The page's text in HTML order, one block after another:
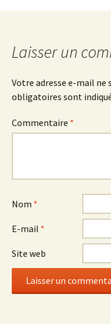
articles
Laisser un
Votre adresse e-mail ne
obligatoires sont
Commentaire *
Nom *
E-mail *
Site web